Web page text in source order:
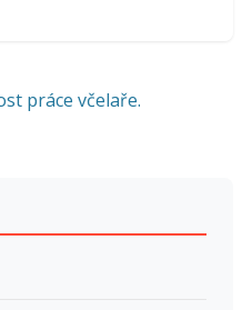
práce včelaře.